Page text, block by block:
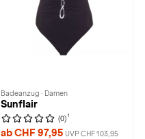
Badeanzug · Damen
Sunflair
(0) 1
ab CHF 97,95 UVP CHF 103,95